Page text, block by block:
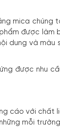
mica
được
dung và
được nhu
cáo với chất
mỗi